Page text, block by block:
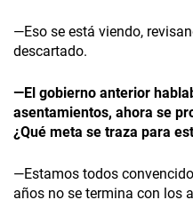
—Eso se está viendo,
descartado.
—El gobierno anterior
asentamientos, ahora se
¿Qué meta se traza para
—Estamos todos
años no se termina con los